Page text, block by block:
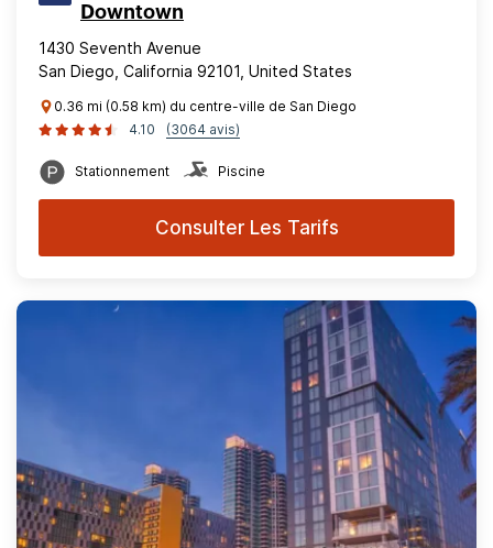
Downtown
1430 Seventh Avenue
San Diego, California 92101, United States
0.36 mi (0.58 km) du centre-ville de San Diego
4.10
(3064 avis)
Stationnement Piscine
Consulter Les Tarifs